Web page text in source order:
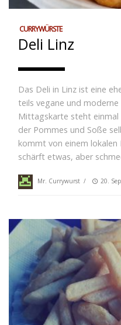
CURRYWÜRSTE
Deli Linz
Das Deli in Linz ist eine
teils vegane und
Mittagskarte steht einmal
der Pommes und Soße
kommt von einem
schärft etwas, aber
Mr. Currywurst / 20.